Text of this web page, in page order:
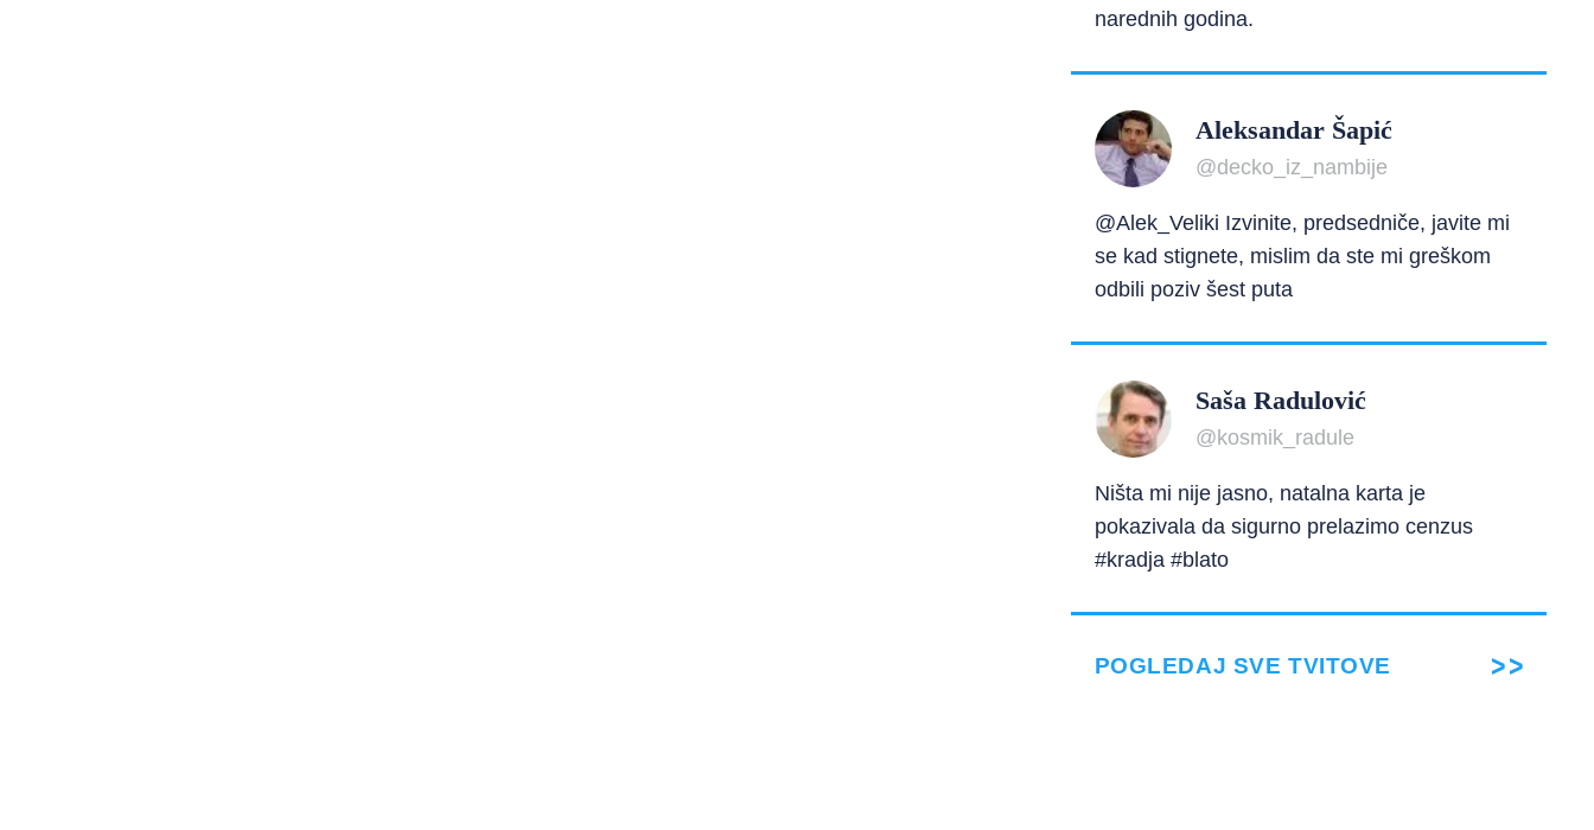
narednih godina.
Aleksandar Šapić
@decko_iz_nambije
@Alek_Veliki Izvinite, predsedniče, javite mi
se kad stignete, mislim da ste mi greškom
odbili poziv šest puta
Saša Radulović
@kosmik_radule
Ništa mi nije jasno, natalna karta je
pokazivala da sigurno prelazimo cenzus
#kradja #blato
POGLEDAJ SVE TVITOVE